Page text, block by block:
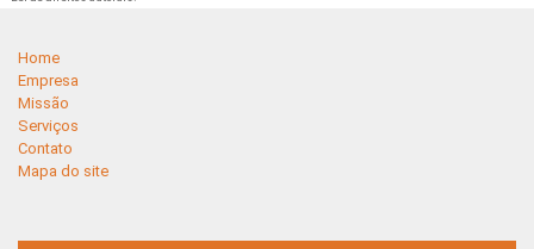
Home
Empresa
Missão
Serviços
Contato
Mapa do site